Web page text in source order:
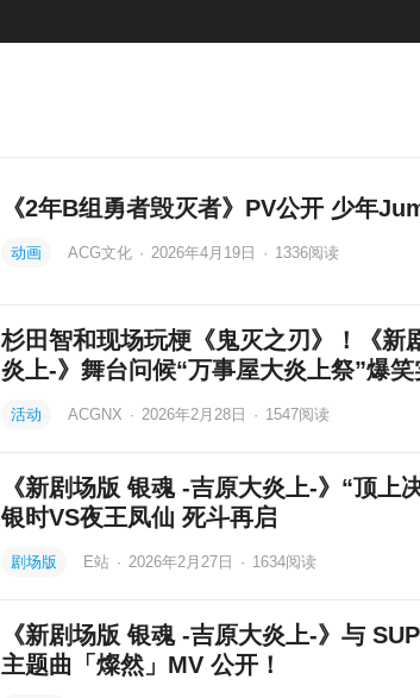
《2年B组勇者毁灭者》PV公开 少年
动画 ACG文化 · 2026年4月19日 · 1336阅读
杉田智和现场玩梗《鬼灭之刃》！《新
炎上-》舞台问候“万事屋大炎上祭”爆笑
活动 ACGNX · 2026年2月28日 · 1547阅读
《新剧场版 银魂 -吉原大炎上-》“顶上
银时VS夜王凤仙 死斗再启
剧场版 E站 · 2026年2月27日 · 1634阅读
《新剧场版 银魂 -吉原大炎上-》与
主题曲「燦然」MV 公开！